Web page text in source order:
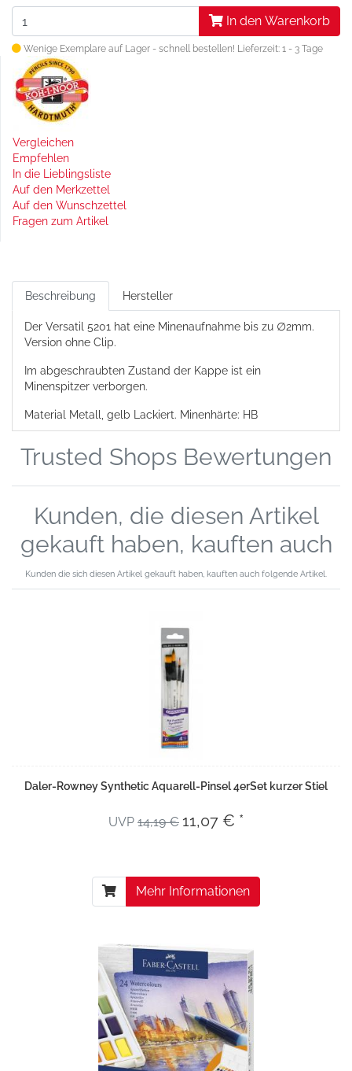
In den Warenkorb
Wenige Exemplare auf Lager - schnell bestellen! Lieferzeit: 1 - 3 Tage
Vergleichen
Empfehlen
In die Lieblingsliste
Auf den Merkzettel
Auf den Wunschzettel
Fragen zum Artikel
Beschreibung Hersteller
Der Versatil 5201 hat eine Minenaufnahme bis zu ∅2mm.
Version ohne Clip.
Im abgeschraubten Zustand der Kappe ist ein
Minenspitzer verborgen.
Material Metall, gelb Lackiert. Minenhärte: HB
Trusted Shops Bewertungen
Kunden, die diesen Artikel
gekauft haben, kauften auch
Kunden die sich diesen Artikel gekauft haben, kauften auch folgende Artikel.
Daler-Rowney Synthetic Aquarell-Pinsel 4erSet kurzer Stiel
UVP 14,19 € 11,07 € *
Mehr Informationen